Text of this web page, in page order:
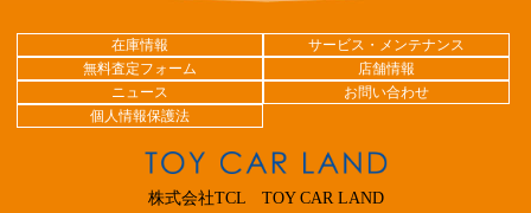
在庫情報
サービス・メンテナンス
無料査定フォーム
店舗情報
ニュース
お問い合わせ
個人情報保護法
株式会社TCL TOY CAR LAND